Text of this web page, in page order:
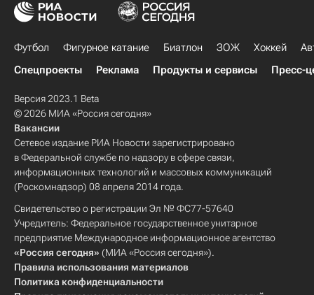
Футбол Фигурное катание Биатлон ЗОЖ Хоккей
Спецпроекты
Реклама Продукты и сервисы Пресс-
Версия 2023.1 Beta
© 2026 МИА «Россия сегодня»
Вакансии
Сетевое издание РИА Новости зарегистрировано
в Федеральной службе по надзору в сфере связи,
информационных технологий и массовых коммуникаций
(Роскомнадзор) 08 апреля 2014 года.
Свидетельство о регистрации Эл № ФС77-57640
Учредитель: Федеральное государственное унитарное
предприятие Международное информационное агентство
«Россия сегодня» (МИА «Россия сегодня»).
Правила использования материалов
Политика конфиденциальности